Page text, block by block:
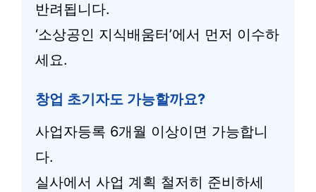
반려됩니다.
‘소상공인 지식배움터’에서 먼저 이수하
세요.
창업 초기자도 가능할까요?
사업자등록 6개월 이상이면 가능합니
다.
실사에서 사업 계획 철저히 준비하세